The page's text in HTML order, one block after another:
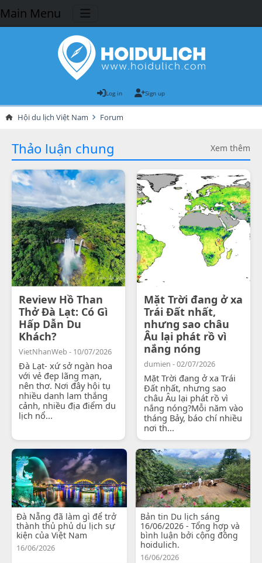
Main Menu
Log in Sign up
Hội du lịch Việt Nam Forum
Thảo luận chung Xem thêm
Review Hồ Than
Thở Đà Lạt: Có Gì
Hấp Dẫn Du
Khách?
VietNhanWeb - 10/07/2026
Đà Lạt- xứ sở ngàn hoa
với vẻ đẹp lãng mạn,
nên thơ. Nơi đây hội tụ
nhiều danh lam thắng
cảnh, nhiều địa điểm du
lịch nổ...
Mặt Trời đang ở xa
Trái Đất nhất,
nhưng sao châu
Âu lại phát rồ vì
nắng nóng
dumien - 02/07/2026
Mặt Trời đang ở xa Trái
Đất nhất, nhưng sao
châu Âu lại phát rồ vì
nắng nóng?Mỗi năm vào
tháng Bảy, báo chí nhiều
nơi th...
Đà Nẵng đã làm gì để trở
thành thủ phủ du lịch sự
kiện của Việt Nam
16/06/2026
Bản tin Du lịch sáng
16/06/2026 - Tổng hợp và
bình luận bởi cộng đồng
hoidulich.
16/06/2026